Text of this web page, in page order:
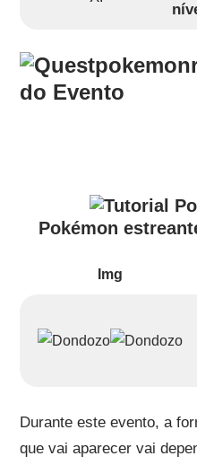
do Evento
Pokémon
Img
Durante este evento, a
que vai aparecer vai